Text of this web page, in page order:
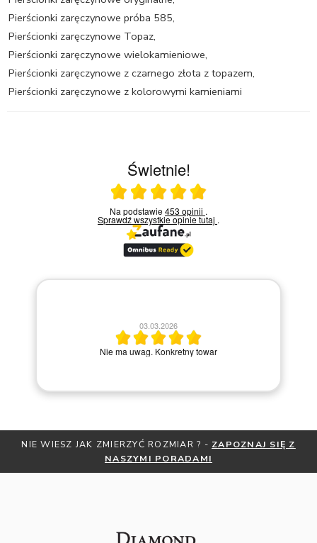
Pierścionki zaręczynowe próba 585,
Pierścionki zaręczynowe Topaz,
Pierścionki zaręczynowe wielokamieniowe,
Pierścionki zaręczynowe z czarnego złota z topazem,
Pierścionki zaręczynowe z kolorowymi kamieniami
Świetnie!
Ocena średnia 5 na 5
Na podstawie453 opinii .
Sprawdź wszystkie opinietutaj .
03.03.2026
Nie ma uwag. Konkretny towar
NIE WIESZ JAK ZMIERZYĆ ROZMIAR ? - ZAPOZNAJ SIĘ Z
NASZYMI PORADAMI